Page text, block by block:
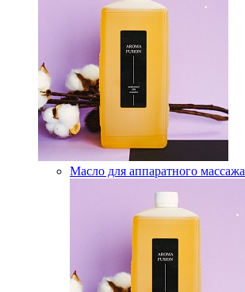
Масло для аппаратного массажа